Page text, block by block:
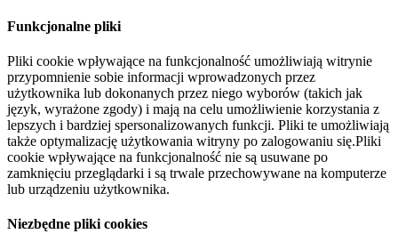
Funkcjonalne pliki
Pliki cookie wpływające na funkcjonalność umożliwiają witrynie
przypomnienie sobie informacji wprowadzonych przez
użytkownika lub dokonanych przez niego wyborów (takich jak
język, wyrażone zgody) i mają na celu umożliwienie korzystania z
lepszych i bardziej spersonalizowanych funkcji. Pliki te umożliwiają
także optymalizację użytkowania witryny po zalogowaniu się.Pliki
cookie wpływające na funkcjonalność nie są usuwane po
zamknięciu przeglądarki i są trwale przechowywane na komputerze
lub urządzeniu użytkownika.
Niezbędne pliki cookies